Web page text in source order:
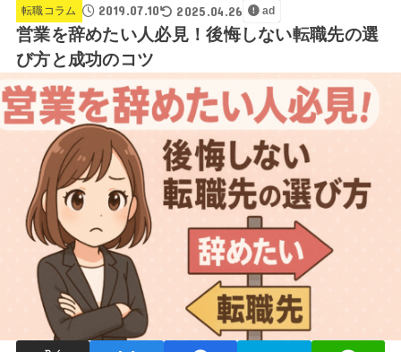
転職コラム 2019.07.10 2025.04.26 ad
営業を辞めたい人必見！後悔しない転職先の選
び方と成功のコツ